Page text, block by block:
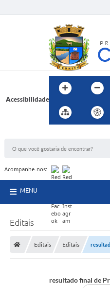
Acessibilidade
Acompanhe-nos:
MENU
Editais
Editais Editais
resultado final de